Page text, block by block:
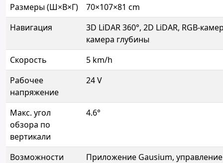
Размеры (Ш×В×Г)
70×107×81 cm
Навигация
3D LiDAR 360°, 2D LiDAR, RGB-
камера глубины
Скорость
5 km/h
Рабочее
напряжение
24 V
Макс. угол
обзора по
вертикали
4.6°
Возможности
Приложение Gausium,